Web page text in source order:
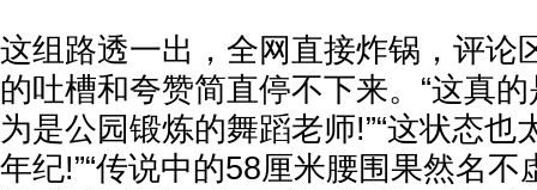
这组路透一出，全网直接炸锅，评论
的吐槽和夸赞简直停不下来。“这真
为是公园锻炼的舞蹈老师!”“这状态也
年纪!”“传说中的58厘米腰围果然名